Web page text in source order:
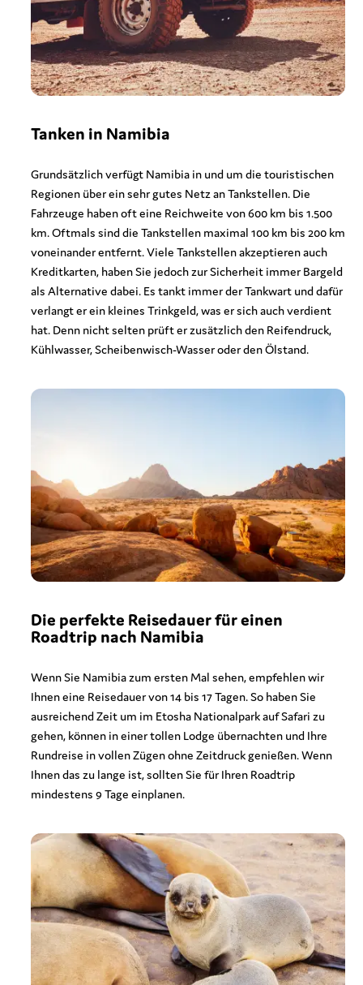
Tanken in Namibia
Grundsätzlich verfügt Namibia in und um die touristischen
Regionen über ein sehr gutes Netz an Tankstellen. Die
Fahrzeuge haben oft eine Reichweite von 600 km bis 1.500
km. Oftmals sind die Tankstellen maximal 100 km bis 200 km
voneinander entfernt. Viele Tankstellen akzeptieren auch
Kreditkarten, haben Sie jedoch zur Sicherheit immer Bargeld
als Alternative dabei. Es tankt immer der Tankwart und dafür
verlangt er ein kleines Trinkgeld, was er sich auch verdient
hat. Denn nicht selten prüft er zusätzlich den Reifendruck,
Kühlwasser, Scheibenwisch-Wasser oder den Ölstand.
Die perfekte Reisedauer für einen
Roadtrip nach Namibia
Wenn Sie Namibia zum ersten Mal sehen, empfehlen wir
Ihnen eine Reisedauer von 14 bis 17 Tagen. So haben Sie
ausreichend Zeit um im Etosha Nationalpark auf Safari zu
gehen, können in einer tollen Lodge übernachten und Ihre
Rundreise in vollen Zügen ohne Zeitdruck genießen. Wenn
Ihnen das zu lange ist, sollten Sie für Ihren Roadtrip
mindestens 9 Tage einplanen.